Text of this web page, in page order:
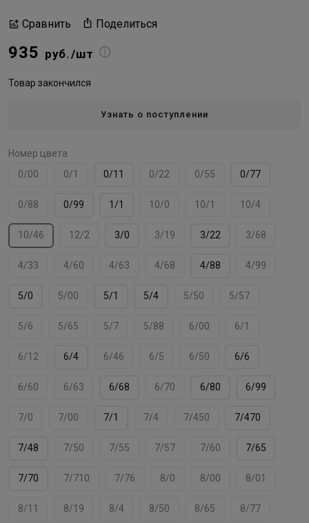
Сравнить Поделиться
935 руб./шт
Товар закончился
Узнать о поступлении
Номер цвета
0/00
0/1 0/11 0/22 0/55 0/77
0/88 0/99 1/1 10/0 10/1 10/4
10/46 12/2 3/0 3/19 3/22 3/68
4/33 4/60 4/63 4/68 4/88 4/99
5/0 5/00 5/1 5/4 5/50 5/57
5/6 5/65 5/7 5/88 6/00 6/1
6/12 6/4 6/46 6/5 6/50 6/6
6/60 6/63 6/68 6/70 6/80 6/99
7/0 7/00 7/1 7/4 7/450 7/470
7/48 7/50 7/55 7/57 7/60 7/65
7/70 7/710 7/76 8/0 8/00 8/01
8/11 8/19 8/4 8/50 8/65 8/77